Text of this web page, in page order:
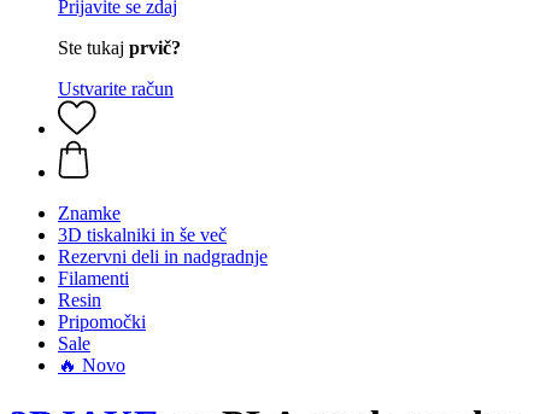
Prijavite se zdaj
Ste tukaj prvič?
Ustvarite račun
Znamke
3D tiskalniki in še več
Rezervni deli in nadgradnje
Filamenti
Resin
Pripomočki
Sale
🔥 Novo